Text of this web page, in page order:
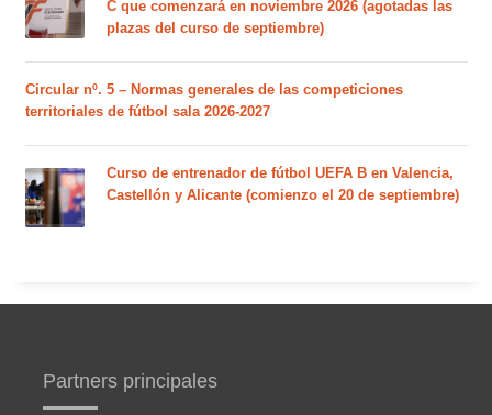
C que comenzará en noviembre 2026 (agotadas las
plazas del curso de septiembre)
Circular nº. 5 – Normas generales de las competiciones
territoriales de fútbol sala 2026-2027
Curso de entrenador de fútbol UEFA B en Valencia,
Castellón y Alicante (comienzo el 20 de septiembre)
Partners principales